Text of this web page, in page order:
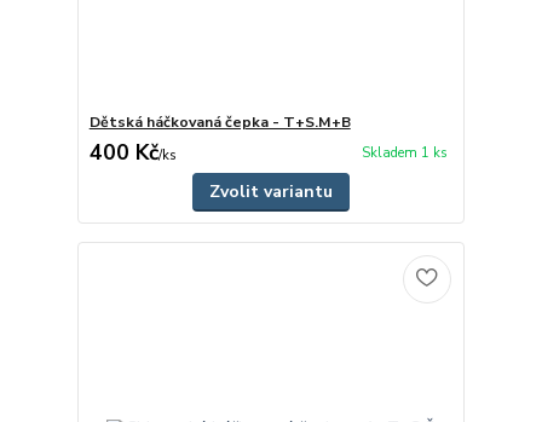
Dětská háčkovaná čepka - T+S.M+B
400 Kč/ks Skladem 1 ks
Zvolit variantu